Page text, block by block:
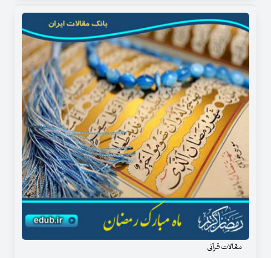
مقالات قرآنی